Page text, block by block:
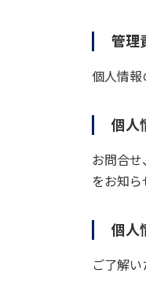
管理
個人情報
個人
お問合せ
をお知ら
個人
ご了解